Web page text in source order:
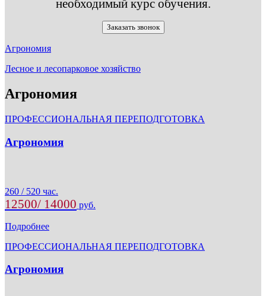
необходимый курс обучения.
Заказать звонок
Агрономия
Лесное и лесопарковое хозяйство
Агрономия
ПРОФЕССИОНАЛЬНАЯ ПЕРЕПОДГОТОВКА
Агрономия
260 / 520 час.
12500/ 14000 руб.
Подробнее
ПРОФЕССИОНАЛЬНАЯ ПЕРЕПОДГОТОВКА
Агрономия